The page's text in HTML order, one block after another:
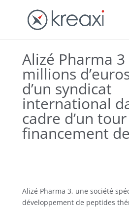
Alizé Pharma
millions
d’un syndicat
international
cadre d’un
financement
Alizé Pharma 3, une société
développement de peptides